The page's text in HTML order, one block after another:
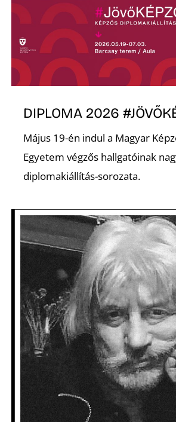
DIPLOMA 2026
Május 19-én indul a Magyar
Egyetem végzős hallgatóinak
diplomakiállítás-sorozata.